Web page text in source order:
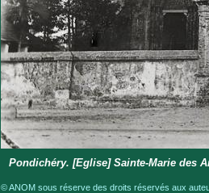
Pondichéry. [Eglise] Sainte-Marie des
© ANOM sous réserve des droits réservés aux